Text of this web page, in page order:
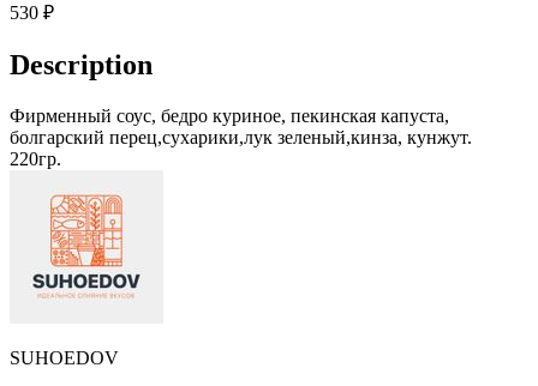
530 ₽
Description
Фирменный соус, бедро куриное, пекинская капуста,
болгарский перец,сухарики,лук зеленый,кинза, кунжут.
220гр.
SUHOEDOV